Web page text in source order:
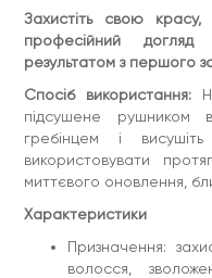
Захистіть свою
професійний догляд
результатом з першого
Спосіб використання:
підсушене рушником
гребінцем і
використовувати
миттєвого оновлення,
Характеристики
Призначення:
волосся,